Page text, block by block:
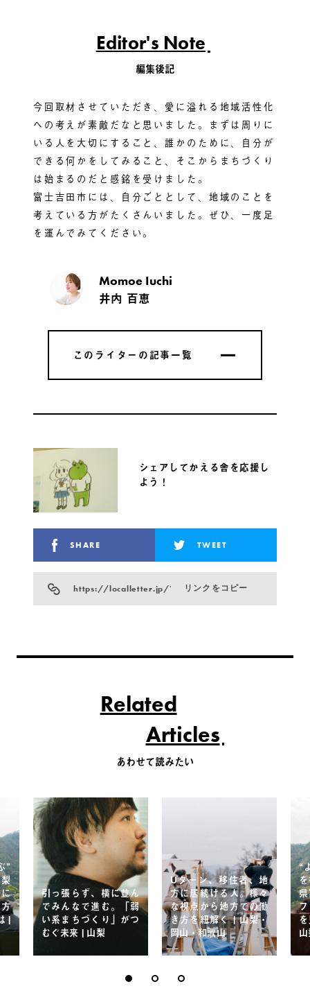
Editor's Note
編集後記
今回取材させていただき、愛に溢れる地域活性化
への考えが素敵だなと思いました。まずは周りに
いる人を大切にすること、誰かのために、自分が
できる何かをしてみること、そこからまちづくり
は始まるのだと感銘を受けました。
富士吉田市には、自分ごととして、地域のことを
考えている方がたくさんいました。ぜひ、一度足
を運んでみてください。
Momoe Iuchi
井内 百恵
このライターの記事一覧
このライターの記事一覧
シェアしてかえる舎を応援し
よう！
SHARE TWEET
https://localletter.jp/?p=26001リンクをコピー
Related
Articles
あわせて読みたい
”
|
引っ張らず、横に並ん
でみんなで進む。「弱
い系まちづくり」がつ
むぐ未来 | 山梨
Uターン、移住者、地
方に居続ける人。様々
な視点から地方での働
き方を紐解く | 山梨・
岡山・和歌山
“